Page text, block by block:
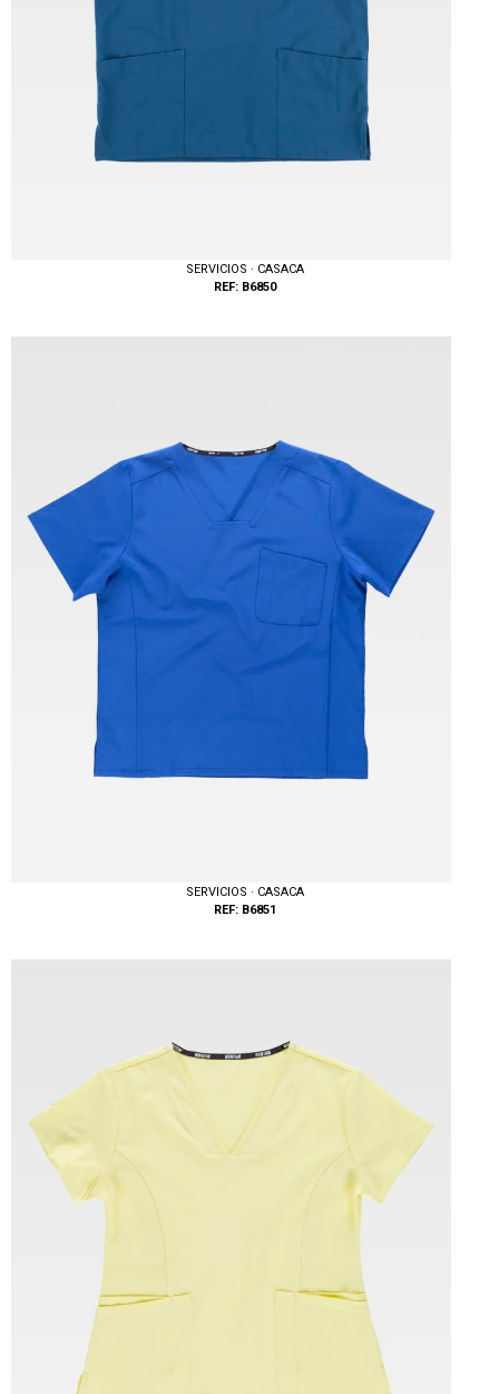
Tallas: S, M, L, XL, XXL, 3XL
SERVICIOS · CASACA
REF: B6850
Tallas: S, M, L, XL, XXL, 3XL
SERVICIOS · CASACA
REF: B6851